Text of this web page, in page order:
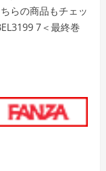
らの商品もチェッ
7＜最終巻